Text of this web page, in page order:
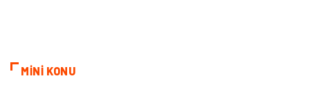
Google Sıralama
MİNİ KONU